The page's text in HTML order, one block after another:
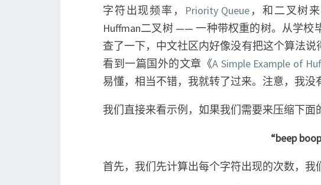
字符出现频率，
Priority Queue ，和二叉树
Huffman二叉树 —— 一种带权重的树。从学校
查了一下，中文社区内好像没有把这个算法
看到一篇国外的文章《A Simple Example of
易懂，相当不错，我就转了过来。注意，我没
我们直接来看示例，如果我们需要来压缩下面
“beep
首先，我们先计算出每个字符出现的次数，我